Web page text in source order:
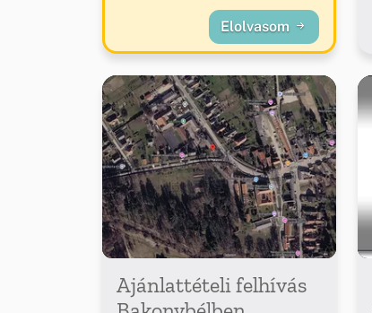
Elolvasom
Ajánlattételi felhívás